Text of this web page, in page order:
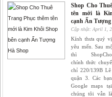
Shop Cho
tên mới là
cạnh Ấn Tượng
Cập nhật: April 1,
Kính thưa quý vị
yêu mến. Sau
thì
chính thức
chỉ 220/139B
quận 3. Các
Google maps
chúng tôi vẫn